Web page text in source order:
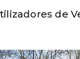
de